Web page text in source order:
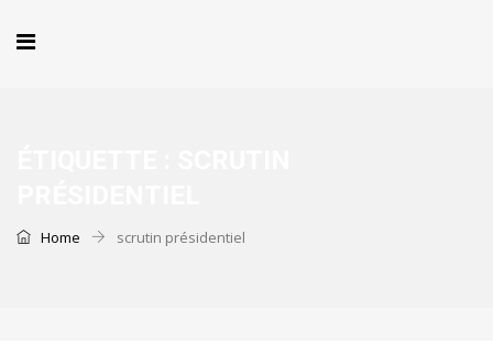
Home scrutin présidentiel